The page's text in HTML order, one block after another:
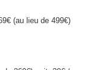
(au lieu de 499€)